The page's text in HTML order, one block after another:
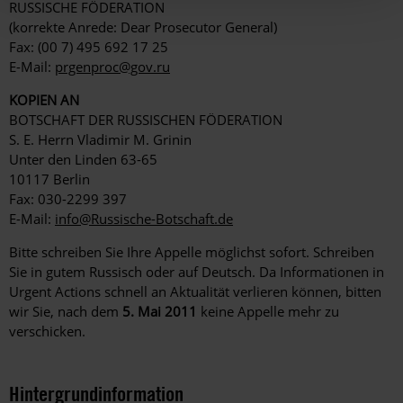
RUSSISCHE FÖDERATION
(korrekte Anrede: Dear Prosecutor General)
Fax: (00 7) 495 692 17 25
E-Mail: prgenproc@gov.ru
KOPIEN AN
BOTSCHAFT DER RUSSISCHEN FÖDERATION
S. E. Herrn Vladimir M. Grinin
Unter den Linden 63-65
10117 Berlin
Fax: 030-2299 397
E-Mail: info@Russische-Botschaft.de
Bitte schreiben Sie Ihre Appelle möglichst sofort. Schreiben
Sie in gutem Russisch oder auf Deutsch. Da Informationen in
Urgent Actions schnell an Aktualität verlieren können, bitten
wir Sie, nach dem 5. Mai 2011 keine Appelle mehr zu
verschicken.
Hintergrundinformation